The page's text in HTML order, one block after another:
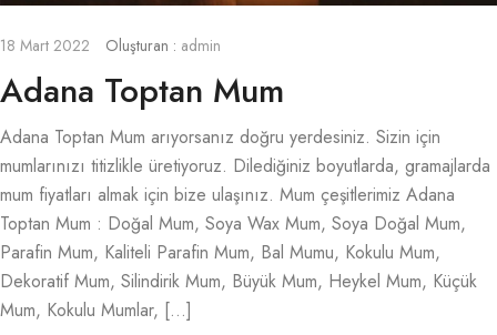
18 Mart 2022 Oluşturan : admin
Adana Toptan Mum
Adana Toptan Mum arıyorsanız doğru yerdesiniz. Sizin için
mumlarınızı titizlikle üretiyoruz. Dilediğiniz boyutlarda, gramajlarda
mum fiyatları almak için bize ulaşınız. Mum çeşitlerimiz Adana
Toptan Mum : Doğal Mum, Soya Wax Mum, Soya Doğal Mum,
Parafin Mum, Kaliteli Parafin Mum, Bal Mumu, Kokulu Mum,
Dekoratif Mum, Silindirik Mum, Büyük Mum, Heykel Mum, Küçük
Mum, Kokulu Mumlar, […]